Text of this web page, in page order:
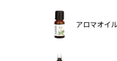
アロマオイ